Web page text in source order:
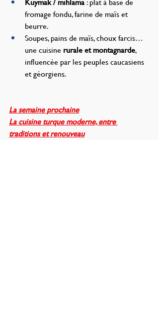
fromage fondu, farine de maïs et
beurre.
Soupes, pains de maïs, choux farcis…
une cuisine rurale et montagnarde,
influencée par les peuples caucasiens
et géorgiens.
La semaine prochaine
La cuisine turque moderne, entre
traditions et renouveau